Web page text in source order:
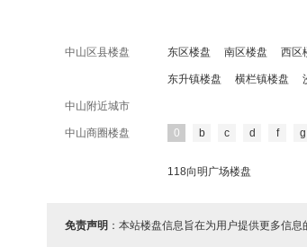
中山区县楼盘 东区楼盘 南区楼盘 西区
东升镇楼盘 横栏镇楼盘
中山附近城市
中山商圈楼盘 0 b c d f g
118向明广场楼盘
免责声明 ：本站楼盘信息旨在为用户提供更多信